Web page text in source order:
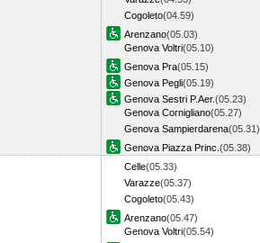
Cogoleto(04.59)
Arenzano(05.03)
Genova Voltri(05.10)
Genova Pra(05.15)
Genova Pegli(05.19)
Genova Sestri P.Aer.(05.23)
Genova Cornigliano(05.27)
Genova Sampierdarena(05.31)
Genova Piazza Princ. (05.38)
Celle(05.33)
Varazze(05.37)
Cogoleto(05.43)
Arenzano(05.47)
Genova Voltri(05.54)